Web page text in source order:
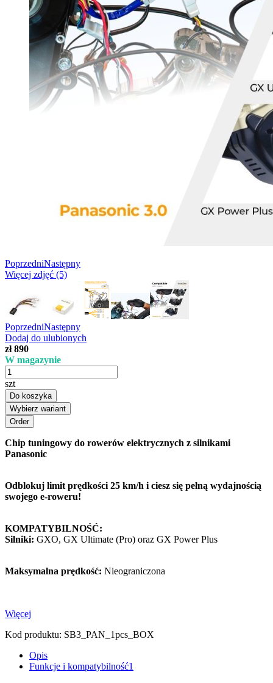
PoprzedniNastępny
Więcej zdjęć (5)
PoprzedniNastępny
Dodaj do ulubionych
zł 890
W magazynie
szt
Do koszyka
Wybierz wariant
Chip tuningowy do rowerów elektrycznych z silnikami
Panasonic
Odblokuj limit prędkości 25 km/h i ciesz się pełną wydajnością
swojego e-roweru!
KOMPATYBILNOŚĆ:
Silniki: GXO, GX Ultimate (Pro) oraz GX Power Plus
Maksymalna prędkość: Nieograniczona
Więcej
Kod produktu: SB3_PAN_1pcs_BOX
Opis
Funkcje i kompatybilność1